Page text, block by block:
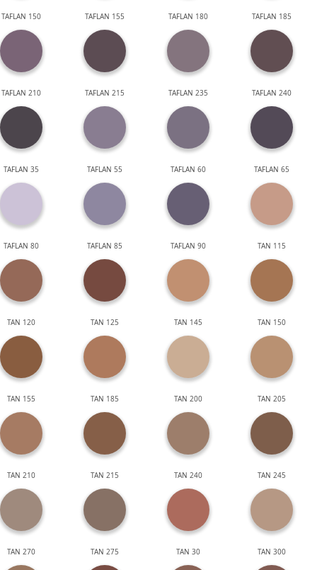
TAFLAN 150 TAFLAN 155 TAFLAN 180 TAFLAN 185
TAFLAN 210 TAFLAN 215 TAFLAN 235 TAFLAN 240
TAFLAN 35 TAFLAN 55 TAFLAN 60 TAFLAN 65
TAFLAN 80 TAFLAN 85 TAFLAN 90 TAN 115
TAN 120 TAN 125 TAN 145 TAN 150
TAN 155 TAN 185 TAN 200 TAN 205
TAN 210 TAN 215 TAN 240 TAN 245
TAN 270 TAN 275 TAN 30 TAN 300